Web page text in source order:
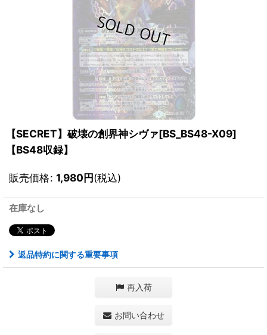
【SECRET】破壊の創界神シヴァ[BS_BS48-X09]
【BS48収録】
販売価格: 1,980円(税込)
在庫なし
返品特約に関する重要事項
再入荷
お問い合わせ